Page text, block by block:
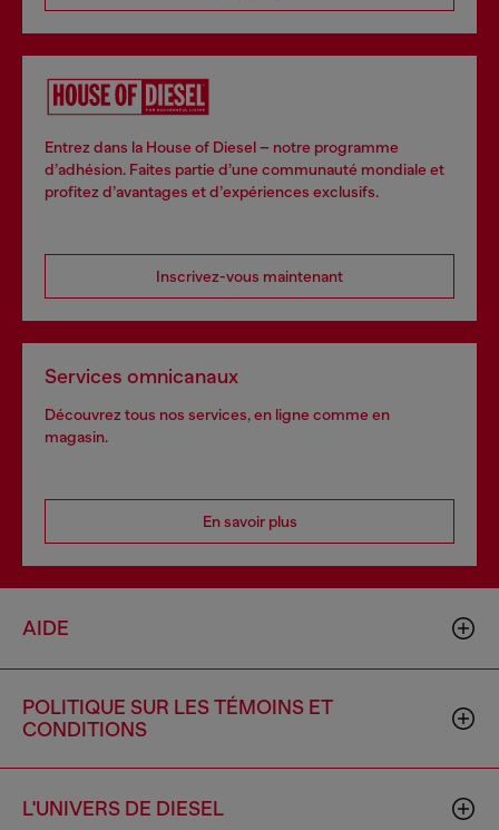
Entrez dans la House of Diesel – notre programme
d’adhésion. Faites partie d’une communauté mondiale et
profitez d’avantages et d’expériences exclusifs.
Inscrivez-vous maintenant
Services omnicanaux
Découvrez tous nos services, en ligne comme en
magasin.
En savoir plus
AIDE
POLITIQUE SUR LES TÉMOINS ET
CONDITIONS
L'UNIVERS DE DIESEL